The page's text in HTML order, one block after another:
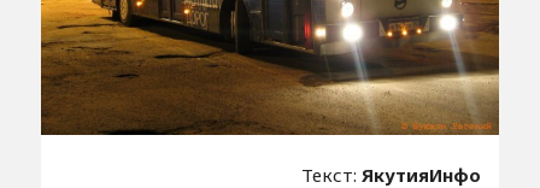
Текст: ЯкутияИнфо